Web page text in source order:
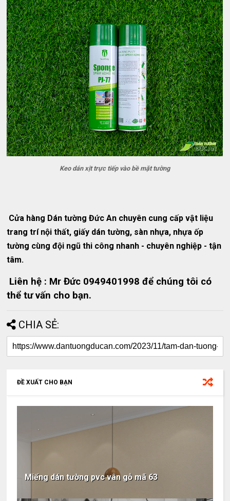
Keo dán xịt trực tiếp vào bề mặt tường
Cửa hàng Dán tường Đức An chuyên cung cấp vật liệu
trang trí nội thất, giấy dán tường, sàn nhựa, nhựa ốp
tường cùng đội ngũ thi công nhanh - chuyên nghiệp - tận
tâm.
Liên hệ : Mr Đức 0949401998 để chúng tôi có
thể tư vấn cho bạn.
CHIA SẺ:
ĐỀ XUẤT CHO BẠN
Miếng dán tường pvc vân gỗ mã 63